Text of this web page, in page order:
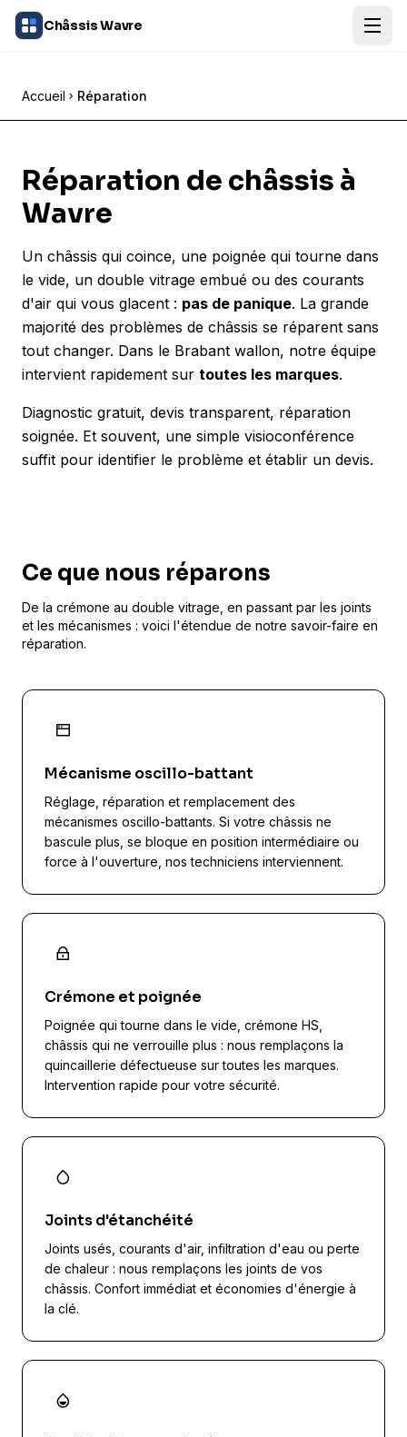
Châssis Wavre
Accueil Réparation
Réparation de châssis à
Wavre
Un châssis qui coince, une poignée qui tourne dans
le vide, un double vitrage embué ou des courants
d'air qui vous glacent : pas de panique. La grande
majorité des problèmes de châssis se réparent sans
tout changer. Dans le Brabant wallon, notre équipe
intervient rapidement sur toutes les marques.
Diagnostic gratuit, devis transparent, réparation
soignée. Et souvent, une simple visioconférence
suffit pour identifier le problème et établir un devis.
Ce que nous réparons
De la crémone au double vitrage, en passant par les joints
et les mécanismes : voici l'étendue de notre savoir-faire en
réparation.
Mécanisme oscillo-battant
Réglage, réparation et remplacement des
mécanismes oscillo-battants. Si votre châssis ne
bascule plus, se bloque en position intermédiaire ou
force à l'ouverture, nos techniciens interviennent.
Crémone et poignée
Poignée qui tourne dans le vide, crémone HS,
châssis qui ne verrouille plus : nous remplaçons la
quincaillerie défectueuse sur toutes les marques.
Intervention rapide pour votre sécurité.
Joints d'étanchéité
Joints usés, courants d'air, infiltration d'eau ou perte
de chaleur : nous remplaçons les joints de vos
châssis. Confort immédiat et économies d'énergie à
la clé.